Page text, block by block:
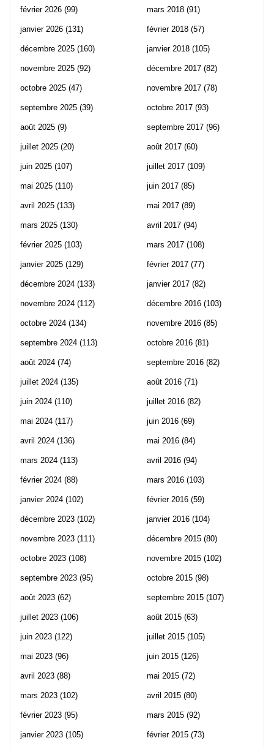
février 2026 (99)
janvier 2026 (131)
décembre 2025 (160)
novembre 2025 (92)
octobre 2025 (47)
septembre 2025 (39)
août 2025 (9)
juillet 2025 (20)
juin 2025 (107)
mai 2025 (110)
avril 2025 (133)
mars 2025 (130)
février 2025 (103)
janvier 2025 (129)
décembre 2024 (133)
novembre 2024 (112)
octobre 2024 (134)
septembre 2024 (113)
août 2024 (74)
juillet 2024 (135)
juin 2024 (110)
mai 2024 (117)
avril 2024 (136)
mars 2024 (113)
février 2024 (88)
janvier 2024 (102)
décembre 2023 (102)
novembre 2023 (111)
octobre 2023 (108)
septembre 2023 (95)
août 2023 (62)
juillet 2023 (106)
juin 2023 (122)
mai 2023 (96)
avril 2023 (88)
mars 2023 (102)
février 2023 (95)
janvier 2023 (105)
mars 2018 (91)
février 2018 (57)
janvier 2018 (105)
décembre 2017 (82)
novembre 2017 (78)
octobre 2017 (93)
septembre 2017 (96)
août 2017 (60)
juillet 2017 (109)
juin 2017 (85)
mai 2017 (89)
avril 2017 (94)
mars 2017 (108)
février 2017 (77)
janvier 2017 (82)
décembre 2016 (103)
novembre 2016 (85)
octobre 2016 (81)
septembre 2016 (82)
août 2016 (71)
juillet 2016 (82)
juin 2016 (69)
mai 2016 (84)
avril 2016 (94)
mars 2016 (103)
février 2016 (59)
janvier 2016 (104)
décembre 2015 (80)
novembre 2015 (102)
octobre 2015 (98)
septembre 2015 (107)
août 2015 (63)
juillet 2015 (105)
juin 2015 (126)
mai 2015 (72)
avril 2015 (80)
mars 2015 (92)
février 2015 (73)